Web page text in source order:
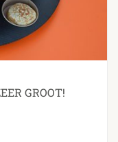
GROOT!